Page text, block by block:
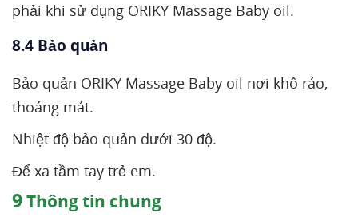
phải khi sử dụng ORIKY Massage Baby oil.
8.4 Bảo quản
Bảo quản ORIKY Massage Baby oil nơi khô ráo,
thoáng mát.
Nhiệt độ bảo quản dưới 30 độ.
Để xa tầm tay trẻ em.
9Thông tin chung